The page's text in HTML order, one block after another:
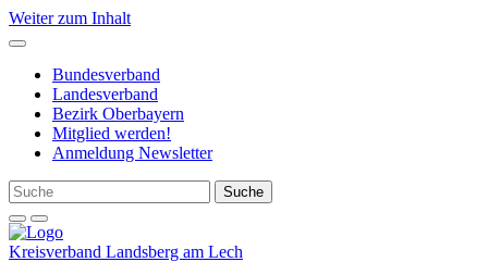
Weiter zum Inhalt
Bundesverband
Landesverband
Bezirk Oberbayern
Mitglied werden!
Anmeldung Newsletter
Kreisverband Landsberg am Lech